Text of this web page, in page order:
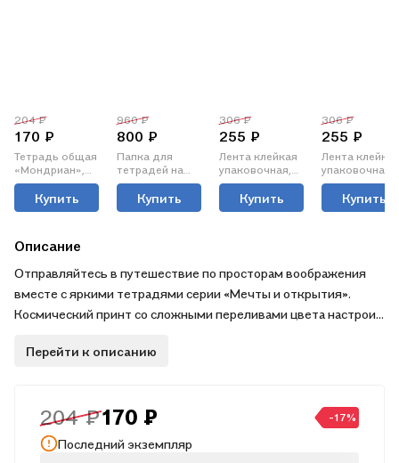
Описание
Отправляйтесь в путешествие по просторам воображения
вместе с яркими тетрадями серии «Мечты и открытия».
Космический принт со сложными переливами цвета настроит
сорока страницах в линейку найдётся место всем вашим
Закажите и узнайте, какой неизведанный мир предстоит
открыть именно вам.
Перейти к описанию
204 ₽
170 ₽
Тетрадь общая
«Мондриан»,
32 листа в
линейку, В5, в
ассортименте
Купить
960 ₽
800 ₽
Папка для
тетрадей на
молнии А4+
"Девчонка в
шапке",
Купить
306 ₽
255 ₽
Лента клейкая
упаковочная,
зеленая, 48 мм
х 66 м, Brauberg
Купить
306 ₽
255 ₽
Лента клейкая
упаковочная,
синяя, 48 мм х
66 м, Brauberg
Купить
204 ₽170 ₽ -17%
Последний экземпляр